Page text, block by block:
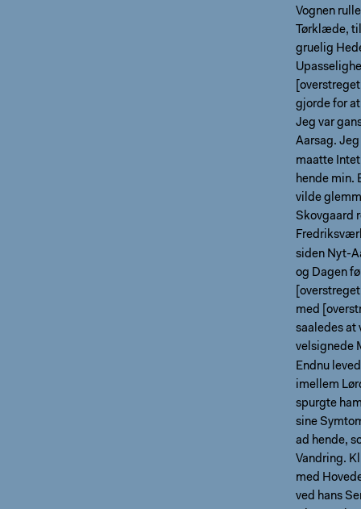
Vognen
Tørklæde,
gruelig
gjorde for
Jeg var
Aarsag.
maatte
hende min.
vilde
Skovgaard
siden Nyt-
og Dagen
med
saaledes at
velsignede
Endnu
imellem
spurgte
sine
ad hende,
Vandring.
med
ved hans